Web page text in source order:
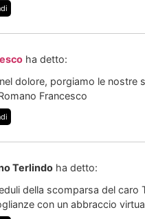
ha detto:
dolore, porgiamo le nostre
Francesco
Terlindo ha detto:
della scomparsa del
con un abbraccio